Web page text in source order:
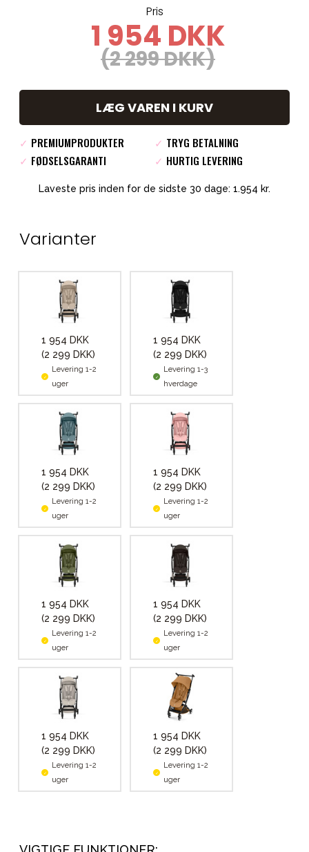
Pris
1 954 DKK
(2 299 DKK)
LÆG VAREN I KURV
✓ PREMIUMPRODUKTER ✓ TRYG BETALNING
✓ FØDSELSGARANTI ✓ HURTIG LEVERING
Laveste pris inden for de sidste 30 dage: 1.954 kr.
Varianter
1 954 DKK
(2 299 DKK)
Levering 1-2
uger
1 954 DKK
(2 299 DKK)
Levering 1-3
hverdage
1 954 DKK
(2 299 DKK)
Levering 1-2
uger
1 954 DKK
(2 299 DKK)
Levering 1-2
uger
1 954 DKK
(2 299 DKK)
Levering 1-2
uger
1 954 DKK
(2 299 DKK)
Levering 1-2
uger
1 954 DKK
(2 299 DKK)
Levering 1-2
uger
1 954 DKK
(2 299 DKK)
Levering 1-2
uger